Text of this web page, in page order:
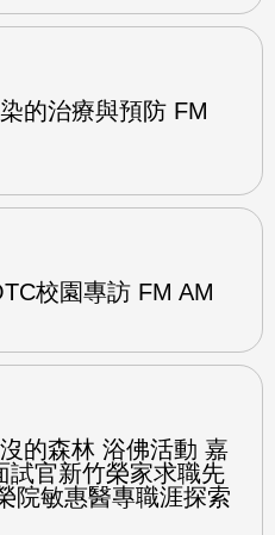
的治療與預防 FM
校園專訪 FM AM
的森林 浴佛活動 嘉
試官新竹榮家求職先
院敏惠醫專職涯探索